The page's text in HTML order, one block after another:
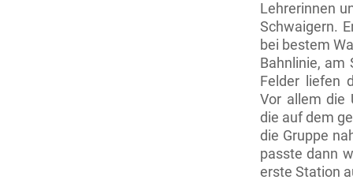
Lehrerinnen
Schwaigern.
bei bestem
Bahnlinie, am
Felder liefen
Vor allem die
die auf dem
die Gruppe
passte dann
erste Station